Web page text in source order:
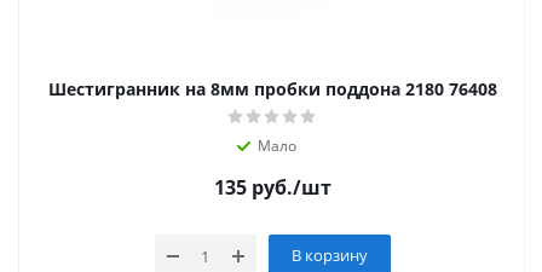
Шестигранник на 8мм пробки поддона 2180 76408
Мало
135руб./шт
В корзину